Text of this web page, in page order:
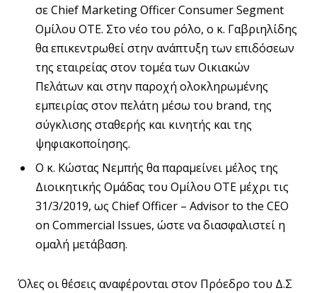
σε Chief Marketing Officer Consumer Segment
Ομίλου ΟΤΕ. Στο νέο του ρόλο, ο κ. Γαβριηλίδης
θα επικεντρωθεί στην ανάπτυξη των επιδόσεων
της εταιρείας στον τομέα των Οικιακών
Πελάτων και στην παροχή ολοκληρωμένης
εμπειρίας στον πελάτη μέσω του brand, της
σύγκλισης σταθερής και κινητής και της
ψηφιακοποίησης.
Ο κ. Κώστας Νεμπής θα παραμείνει μέλος της
Διοικητικής Ομάδας του Ομίλου ΟΤΕ μέχρι τις
31/3/2019, ως Chief Officer – Advisor to the CEO
on Commercial Issues, ώστε να διασφαλιστεί η
ομαλή μετάβαση.
Όλες οι θέσεις αναφέρονται στον Πρόεδρο του Δ.Σ